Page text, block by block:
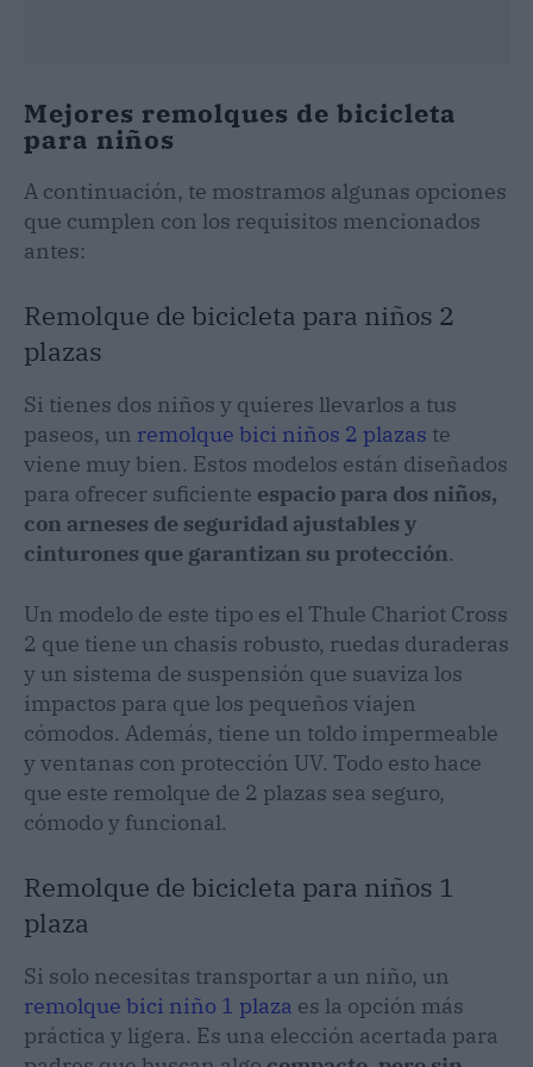
Mejores remolques de bicicleta
para niños
A continuación, te mostramos algunas opciones
que cumplen con los requisitos mencionados
antes:
Remolque de bicicleta para niños 2
plazas
Si tienes dos niños y quieres llevarlos a tus
paseos, un remolque bici niños 2 plazas te
viene muy bien. Estos modelos están diseñados
para ofrecer suficiente espacio para dos niños,
con arneses de seguridad ajustables y
cinturones que garantizan su protección.
Un modelo de este tipo es el Thule Chariot Cross
2 que tiene un chasis robusto, ruedas duraderas
y un sistema de suspensión que suaviza los
impactos para que los pequeños viajen
cómodos. Además, tiene un toldo impermeable
y ventanas con protección UV. Todo esto hace
que este remolque de 2 plazas sea seguro,
cómodo y funcional.
Remolque de bicicleta para niños 1
plaza
Si solo necesitas transportar a un niño, un
remolque bici niño 1 plaza es la opción más
práctica y ligera. Es una elección acertada para